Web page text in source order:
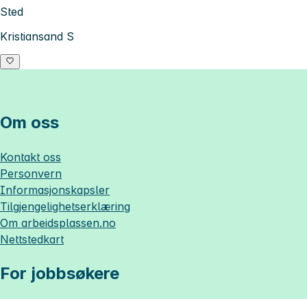
Sted
Kristiansand S
Om oss
Kontakt oss
Personvern
Informasjonskapsler
Tilgjengelighetserklæring
Om arbeidsplassen.no
Nettstedkart
For jobbsøkere